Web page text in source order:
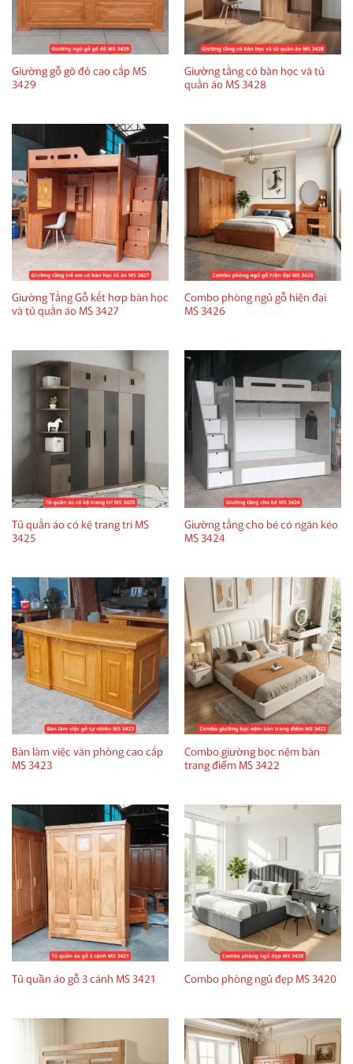
Giường gỗ gõ đỏ cao cấp MS
3429
Giường tầng có bàn học và tủ
quần áo MS 3428
Giường Tầng Gỗ kết hợp bàn học
và tủ quần áo MS 3427
Combo phòng ngủ gỗ hiện đại
MS 3426
Tủ quần áo có kệ trang trí MS
3425
Giường tầng cho bé có ngăn kéo
MS 3424
Bàn làm việc văn phòng cao cấp
MS 3423
Combo giường bọc nệm bàn
trang điểm MS 3422
Tủ quần áo gỗ 3 cánh MS 3421 Combo phòng ngủ đẹp MS 3420